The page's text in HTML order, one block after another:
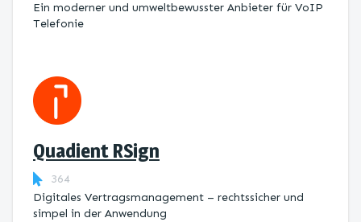
Ein moderner und umweltbewusster Anbieter für VoIP
Telefonie
Quadient RSign
364
Digitales Vertragsmanagement – rechtssicher und
simpel in der Anwendung